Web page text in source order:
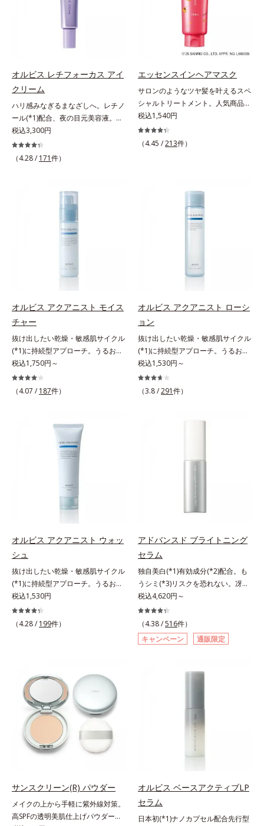
てください。各商品の詳しい情報は
BEAUTY夏祭りは、こちら
いくお悩みを自然に隠しつつも、ま
叶えるのは、微細で均一なカバー粉
にダマ防止の特殊コーティングを施
すことで、カバー粉体は薄く・均一
に凹凸へフィット。毛穴や色ムラを
カバーしながら自然な仕上がりを叶
えます。また、ファンデーションを
つけている間に保湿成分が肌へ浸透
(*2)するスキンコンディショニング
セラム設計(*3)を採用。肌に触れた
うな透明感とツヤを生み出すこと
で、“つるん”とした光のヴェールを
キンフィットカラー成分（酸化チタ
ン、酸化鉄、ステアロイルグルタミ
肌悩みをカバーする粉体*2 角層ま
で*3 肌のキメを整え、粉体を密着
け止め・化粧下地・カラーコントロ
ール・コンシーラー・パウダー・フ
ァンデーションの7役を兼ねる多機
能BB。慌ただしい朝でもパパッと
塗るだけで、厚塗り感のない、自然
なツヤめきのある美肌に整えます。
*1 年齢を重ねた肌*2 オルビス内BB
クリームのカバー力
オルビス レチフォーカス アイ
クリーム
ハリ感みなぎるまなざしへ。レチノ
ール(*1)配合、夜の目元美容液。オ
ルビスの目元技術を結集し、ハリ感
みなぎるまなざしへ。レチノール
(*1)配合の目元美容液です。目元悩
(*2)の2種の成分が深いうるおいを
与え、湧き上がるようなハリ感を呼
り、肌表面にピン！としたハリ感を
与え、さらに疑似セラミド(*3)が角
アの最後にプラスすることで乾燥に
よる小ジワを目立たなくし、ハリ感
チノール配合＝保湿成分*2 パルミ
成分*3 ラウロイルグルタミン酸ジ
（フィトステリル/オクチルドデシ
ル）配合＝保湿成分*4 角層まで
税込3,300円
（4.28 / 171件）
エッセンスインヘアマスク
サロンのようなツヤ髪を叶えるスペ
シャルトリートメント。人気商品
「エッセンスインヘアミルク」と同
じシリーズの、お風呂で美しいツヤ
髪を叶えるスペシャルヘアマスクで
らに毛髪保護成分がダメージを受け
クル表面をリペア。髪の内外にアプ
ローチして、乾燥などの外的刺激か
に適量を髪になじませ、置き時間は
0秒。なじませてすぐに洗い流す手
る、まるでサロン帰りのようなうる
おうツヤ髪を叶えます。*1 毛髪補
修成分（イソステアリン酸、イソス
テアロイル加水分解コラーゲン、イ
ソステアロイル加水分解シルク、ス
フィンゴ糖脂質、トコフェロール、
グリセリン、糖脂質、BG、イソス
テアリン酸、イソステアロイル加水
ル）*2 髪の乾燥、乾燥によるパサ
つき*3 毛髪にうるおい、ハリを与
税込1,540円
（4.45 /213件）
オルビス アクアニスト モイス
チャー
抜け出したい乾燥・敏感肌サイクル
(*1)に持続型アプローチ。うるおい
を追求した敏感肌用保湿スキンケア
(*2)。うるおいを逃し、刺激を受け
やすい角層の“乾燥敏感スランプ
望の敏感肌用保湿スキンケアライン
「オルビス アクアニスト」。乾燥
敏感スランプの原因にアプローチす
る持続型トリプルアミノ酸(*4)を配
異物として排出されにくく、肌にと
どまってうるおいを蓄えてくれま
す。刺激を受けやすくなった角層を
うるおいで満たし、脱・敏感肌を目
指します。無油分・無着色・無香
不使用(*5)・パラベンフリー、6つ
のフリー処方で徹底的に肌に寄り添
います。*1 乾燥と敏感をくり返す
こと*2 敏感肌対象連用テスト済
（すべての方のお肌に合うというこ
とではありません）*3 乾燥して敏
へ導く保湿成分、植物由来アミノ酸
（エルゴチオネイン）配合＝肌を整
え、すこやかに保つ保湿成分、微生
物由来アミノ酸（エクトイン）配合
＝乱れた角層にうるおいを与え、肌
荒れを防ぐ保湿成分*5 ウォッシュ
を除くLM＝さっぱり高保湿タイプ
税込1,750円～
（4.07 / 187件）
オルビス アクアニスト ローシ
ョン
抜け出したい乾燥・敏感肌サイクル
(*1)に持続型アプローチ。うるおい
を追求した敏感肌用保湿スキンケア
(*2)。うるおいを逃し、刺激を受け
やすい角層の“乾燥敏感スランプ
る持続型トリプルアミノ酸(*4)を配
合。もともと体内にあるアミノ酸は
異物として排出されにくく、肌にと
どまってうるおいを蓄えてくれま
す。刺激を受けやすくなった角層を
指します。無油分・無着色・無香
不使用(*5)・パラベンフリー、6つ
のフリー処方で徹底的に肌に寄り添
います。*1 乾燥と敏感をくり返す
こと*2 敏感肌対象連用テスト済
（すべての方のお肌に合うというこ
とではありません）*3 乾燥して敏
感に感じやすい状態のこと*4 発酵
へ導く保湿成分、植物由来アミノ酸
物由来アミノ酸（エクトイン）配合
＝乱れた角層にうるおいを与え、肌
荒れを防ぐ保湿成分*5 ウォッシュ
を除くLM＝さっぱり高保湿タイプ
（脂性肌～普通肌）RM＝しっとり
税込1,530円～
（3.8 /291件）
オルビス アクアニスト ウォッ
シュ
抜け出したい乾燥・敏感肌サイクル
(*1)に持続型アプローチ。うるおい
を追求した敏感肌用保湿スキンケア
(*2)。うるおいを逃し、刺激を受け
やすい角層の“乾燥敏感スランプ
敏感スランプの原因にアプローチす
る持続型トリプルアミノ酸(*4)を配
合。もともと体内にあるアミノ酸は
異物として排出されにくく、肌にと
どまってうるおいを蓄えてくれま
す。刺激を受けやすくなった角層を
うるおいで満たし、脱・敏感肌を目
料・アルコールフリー・パラベンフ
リーで、徹底的に肌に寄り添いま
す。*1 乾燥と敏感をくり返すこと
*2 敏感肌対象連用テスト済（すべ
税込1,530円
（4.28 / 199件）
アドバンスド ブライトニング
セラム
独自美白(*1)有効成分(*2)配合。も
うシミ(*3)リスクを恐れない。冴え
わたる透明美肌(*4)へ。先端肌科学
が導く、透明感あふれる輝き(*4)
へ。今の自分の肌も未来の肌もあき
らめない、自分史上最高の冴えわた
る透明美肌(*4)を目指すには、美肌
ミを予防するお手入れを続けること
(*1)有効成分「m-ピクセノール（デ
クスパンテノールW）」を配合。シ
ミの原因になると考えられる“メラ
ニンの塊”を居座らせない(*1)、粉砕
と排出サポート(*5)の2ステップで
カスを防ぎます。さらに、「アルテ
アネスレ(*6)」を配合し、うるおい
に満ちた自分本来の澄み渡るような
透明感を目指します。手に取った
税込4,620円～
（4.38 /516件）
キャンペーン
通販限定
サンスクリーン(R) パウダー
メイクの上から手軽に紫外線対策。
高SPFの透明美肌仕上げパウダー。
オルビス ベースアクティブLP
セラム
日本初(*1)ナノカプセル配合先行型